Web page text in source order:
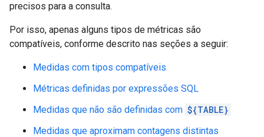
precisos para a consulta.
Por isso, apenas alguns tipos de métricas são
compatíveis, conforme descrito nas seções a seguir:
Medidas com tipos compatíveis
Métricas definidas por expressões SQL
Medidas que não são definidas com ${TABLE}
Medidas que aproximam contagens distintas